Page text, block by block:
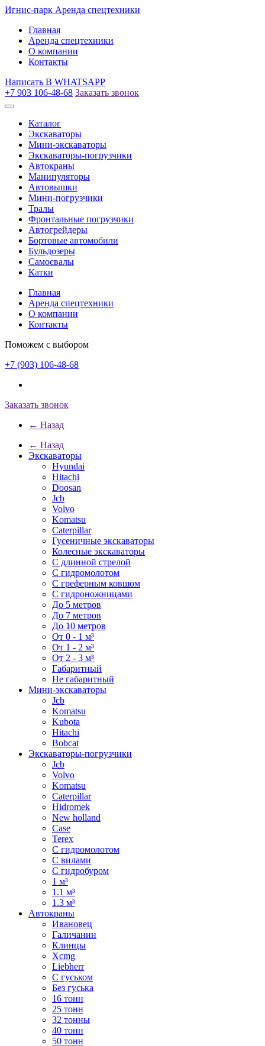
Игнис-парк Аренда спецтехники
Главная
Аренда спецтехники
О компании
Контакты
Написать В WHATSAPP
+7 903 106-48-68 Заказать звонок
Каталог
Экскаваторы
Мини-экскаваторы
Экскаваторы-погрузчики
Автокраны
Манипуляторы
Автовышки
Мини-погрузчики
Тралы
Фронтальные погрузчики
Автогрейдеры
Бортовые автомобили
Бульдозеры
Самосвалы
Катки
Главная
Аренда спецтехники
О компании
Контакты
Поможем с выбором
+7 (903) 106-48-68
Заказать звонок
← Назад
← Назад
Экскаваторы
Hyundai
Hitachi
Doosan
Jcb
Volvo
Komatsu
Caterpillar
Гусеничные экскаваторы
Колесные экскаваторы
С длинной стрелой
С гидромолотом
С греферным ковшом
С гидроножницами
До 5 метров
До 7 метров
До 10 метров
От 0 - 1 м³
От 1 - 2 м³
От 2 - 3 м³
Габаритный
Не габаритный
Мини-экскаваторы
Jcb
Komatsu
Kubota
Hitachi
Bobcat
Экскаваторы-погрузчики
Jcb
Volvo
Komatsu
Caterpillar
Hidromek
New holland
Case
Terex
С гидромолотом
С вилами
С гидробуром
1 м³
1.1 м³
1.3 м³
Автокраны
Ивановец
Галичанин
Клинцы
Xcmg
Liebherr
С гуськом
Без гуська
16 тонн
25 тонн
32 тонны
40 тонн
50 тонн